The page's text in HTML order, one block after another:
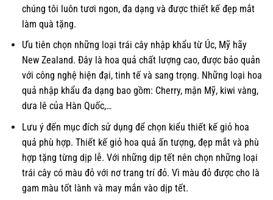
chúng tôi luôn tươi ngon, đa dạng và được thiết kế đẹp mắt
làm quà tặng.
Ưu tiên chọn những loại trái cây nhập khẩu từ Úc, Mỹ hãy
New Zealand. Đây là hoa quả chất lượng cao, được bảo quản
với công nghệ hiện đại, tinh tế và sang trọng. Những loại hoa
quả nhập khẩu đa dạng bao gồm: Cherry, mận Mỹ, kiwi vàng,
dưa lê của Hàn Quốc,…
Lưu ý đến mục đích sử dụng để chọn kiểu thiết kế giỏ hoa
quả phù hợp. Thiết kế giỏ hoa quả ấn tượng, đẹp mắt và phù
hợp tặng từng dịp lễ. Với những dịp tết nên chọn những loại
trái cây có màu đỏ với nơ trang trí đỏ. Vì màu đỏ được cho là
gam màu tốt lành và may mắn vào dịp tết.